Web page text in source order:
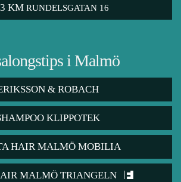
KM RUNDELSGATAN 16
i Malmö
& ROBACH
KLIPPOTEK
HAIR MALMÖ MOBILIA
MALMÖ TRIANGELN